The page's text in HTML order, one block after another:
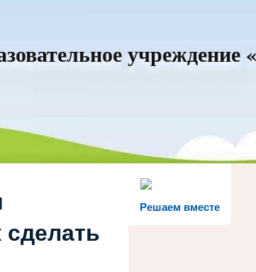
учреждение
Решаем вместе
сделать